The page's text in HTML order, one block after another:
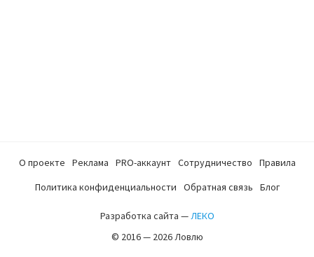
О проекте Реклама PRO-аккаунт Сотрудничество
Правила
Политика конфиденциальности
Обратная связь Блог
Разработка сайта —ЛЕКО
© 2016 — 2026 Ловлю